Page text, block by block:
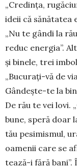
„Credința,
ideii că sănătatea
„Nu te gândi la
reduc energia”.
și binele, trei
„Bucurați-vă de
Gândește-te la
De rău te vei lovi.
bune, speră doar
tău pe­si­mismul,
oa­me­nii care se
tea­ză-i fără